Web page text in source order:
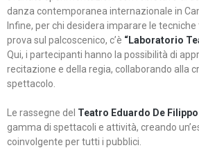
danza contemporanea internazionale in
Infine, per chi desidera imparare le
prova sul palcoscenico, c’è “Laboratorio
Qui, i partecipanti hanno la possibilità di
recitazione e della regia, collaborando alla
spettacolo.
Le rassegne del Teatro Eduardo De Filippo
gamma di spettacoli e attività, creando
coinvolgente per tutti i pubblici.